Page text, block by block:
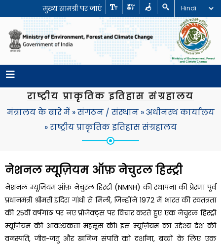
मुख्य सामग्री पर जाएं
राष्ट्रीय प्राकृतिक इतिहास संग्रहालय
मंत्रालय के बारे में»संगठन / संस्थान»अधीनस्थ कार्यालय
»राष्ट्रीय प्राकृतिक इतिहास संग्रहालय
नेशनल म्यूज़ियम ऑफ़ नेचुरल हिस्ट्री
नेशनल म्यूज़ियम ऑफ़ नेचुरल हिस्ट्री (NMNH) की स्थापना की प्रेरणा पूर्व
प्रधानमंत्री श्रीमती इंदिरा गांधी से मिली, जिन्होंने 1972 में भारत की स्वतंत्रता
की 25वीं वर्षगांठ पर नए प्रोजेक्ट्स पर विचार करते हुए एक नेचुरल हिस्ट्री
म्यूज़ियम की आवश्यकता महसूस की। इस म्यूज़ियम का उद्देश्य देश की
वनस्पति, जीव-जंतु और खनिज संपत्ति को दर्शाना, बच्चों के लिए एक